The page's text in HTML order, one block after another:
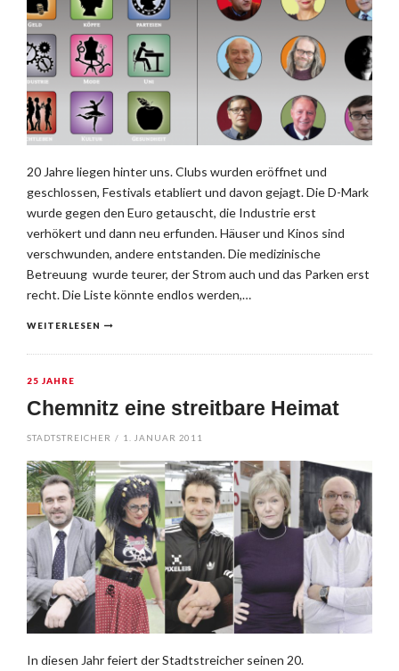
20 Jahre liegen hinter uns. Clubs wurden eröffnet und
geschlossen, Festivals etabliert und davon gejagt. Die D-Mark
wurde gegen den Euro getauscht, die Industrie erst
verhökert und dann neu erfunden. Häuser und Kinos sind
verschwunden, andere entstanden. Die medizinische
Betreuung wurde teurer, der Strom auch und das Parken erst
recht. Die Liste könnte endlos werden,…
WEITERLESEN
25 JAHRE
Chemnitz eine streitbare Heimat
STADTSTREICHER / 1. JANUAR 2011
In diesen Jahr feiert der Stadtstreicher seinen 20.